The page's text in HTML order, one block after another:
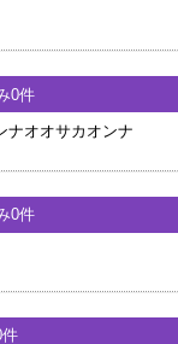
0件
ナオオサカオンナ
0件
件